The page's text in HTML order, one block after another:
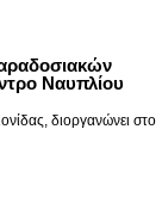
Ναυπλίου
διοργανώνει στο